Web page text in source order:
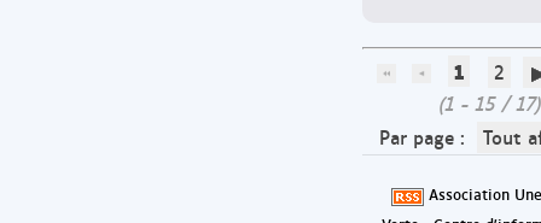
1
2
(1 - 15 / 17)
Par page :
Tout
Association